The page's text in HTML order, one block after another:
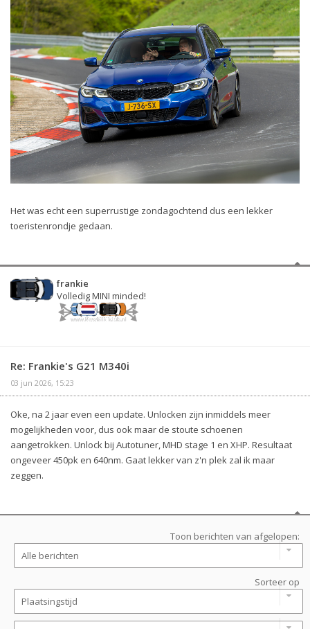
Het was echt een superrustige zondagochtend dus een lekker
toeristenrondje gedaan.
frankie
Volledig MINI minded!
Re: Frankie's G21 M340i
03 jun 2026, 15:23
Oke, na 2 jaar even een update. Unlocken zijn inmiddels meer
mogelijkheden voor, dus ook maar de stoute schoenen
aangetrokken. Unlock bij Autotuner, MHD stage 1 en XHP. Resultaat
ongeveer 450pk en 640nm. Gaat lekker van z'n plek zal ik maar
zeggen.
Toon berichten van afgelopen:
Sorteer op